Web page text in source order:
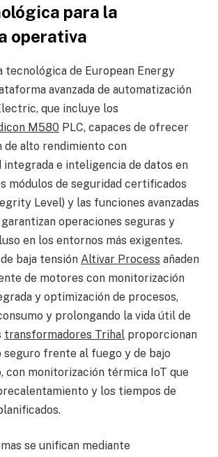
para la
operativa
tecnológica de European Energy
avanzada de automatización
que incluye los
M580 PLC, capaces de ofrecer
de alto rendimiento con
e inteligencia de datos en
módulos de seguridad certificados
Level) y las funciones avanzadas
operaciones seguras y
en los entornos más exigentes.
baja tensión Altivar Process añaden
de motores con monitorización
y optimización de procesos,
y prolongando la vida útil de
transformadores Trihal proporcionan
seguro frente al fuego y de bajo
con monitorización térmica IoT que
y los tiempos de
se unifican mediante